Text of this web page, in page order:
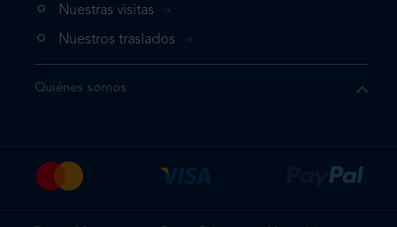
su reserva.
una vez
Nuestras visitas
Nuestros traslados
Quiénes somos